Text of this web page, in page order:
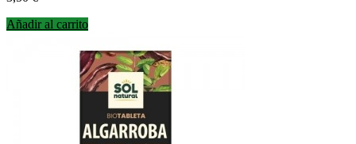
Añadir al carrito